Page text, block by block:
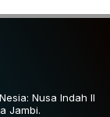
Nusa Indah II
Jambi.